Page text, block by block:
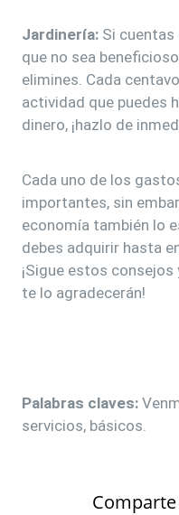
Jardinería: Si cuentas
que no sea
elimines. Cada
actividad que puedes
dinero, ¡hazlo de
Cada uno de los
importantes, sin
economía también lo
debes adquirir hasta
¡Sigue estos
te lo agradecerán!
Palabras claves:
servicios, básicos.